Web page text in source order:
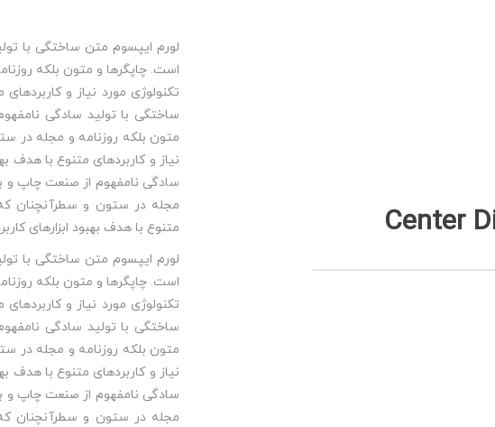
Center
لورم ایپسوم متن ساختگی با
است. چاپگرها و متون بلکه
تکنولوژی مورد نیاز و
ساختگی با تولید سادگی
متون بلکه روزنامه و مجله در
نیاز و کاربردهای متنوع با هدف
سادگی نامفهوم از صنعت چاپ و
مجله در ستون و سطرآنچنان که
متنوع با هدف بهبود ابزارهای
لورم ایپسوم متن ساختگی با
است. چاپگرها و متون بلکه
تکنولوژی مورد نیاز و
ساختگی با تولید سادگی
متون بلکه روزنامه و مجله در
نیاز و کاربردهای متنوع با هدف
سادگی نامفهوم از صنعت چاپ و
مجله در ستون و سطرآنچنان که